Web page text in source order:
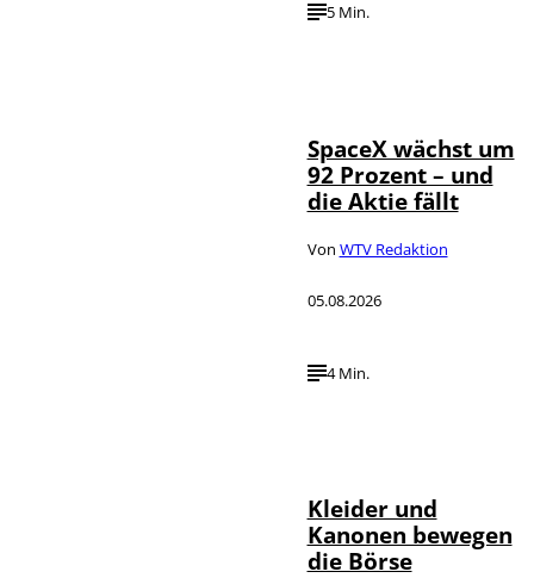
5 Min.
SpaceX wächst um
92 Prozent – und
die Aktie fällt
Von WTV Redaktion
05.08.2026
4 Min.
Kleider und
Kanonen bewegen
die Börse